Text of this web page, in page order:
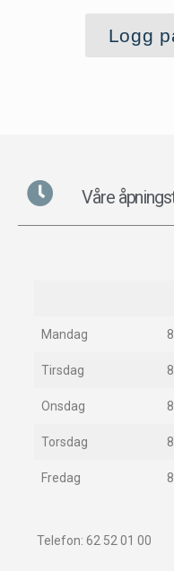
Logg
Våre
Mandag
Tirsdag
Onsdag
Torsdag
Fredag
Telefon: 62 52 01 00